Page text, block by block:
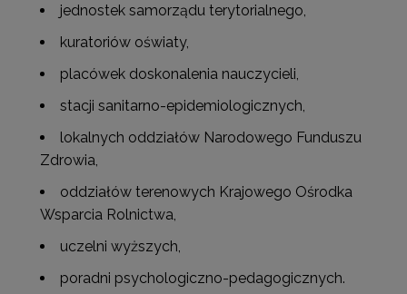
jednostek samorządu terytorialnego,
kuratoriów oświaty,
placówek doskonalenia nauczycieli,
stacji sanitarno-epidemiologicznych,
lokalnych oddziałów Narodowego Funduszu
Zdrowia,
oddziałów terenowych Krajowego Ośrodka
Wsparcia Rolnictwa,
uczelni wyższych,
poradni psychologiczno-pedagogicznych.